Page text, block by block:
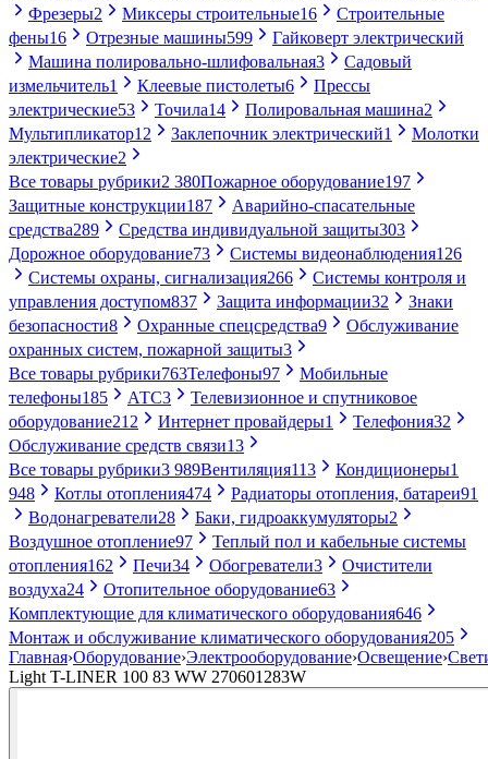
Фрезеры2 Миксеры строительные16
Строительные
фены16 Отрезные машины599
Гайковерт электрический
Машина полировально-шлифовальная3
Садовый
измельчитель1 Клеевые пистолеты6
Прессы
электрические53 Точила14 Полировальная машина2
Мультипликатор12 Заклепочник электрический1
Молотки
электрические2
Все товары рубрики2 380Пожарное оборудование197
Защитные конструкции187
Аварийно-спасательные
средства289 Средства индивидуальной защиты303
Дорожное оборудование73 Системы видеонаблюдения126
Системы охраны, сигнализация266
Системы контроля и
управления доступом837 Защита информации32
Знаки
безопасности8 Охранные спецсредства9
Обслуживание
охранных систем, пожарной защиты3
Все товары рубрики763Телефоны97
Мобильные
телефоны185 АТС3
Телевизионное и спутниковое
оборудование212 Интернет провайдеры1 Телефония32
Обслуживание средств связи13
Все товары рубрики3 989Вентиляция113 Кондиционеры1
948
Котлы отопления474 Радиаторы отопления, батареи91
Водонагреватели28 Баки, гидроаккумуляторы2
Воздушное отопление97
Теплый пол и кабельные системы
отопления162 Печи34 Обогреватели3
Очистители
воздуха24 Отопительное оборудование63
Комплектующие для климатического оборудования646
Монтаж и обслуживание климатического оборудования205
Главная›Оборудование›Электрооборудование›Освещение›
Light T-LINER 100 83 WW 270601283W